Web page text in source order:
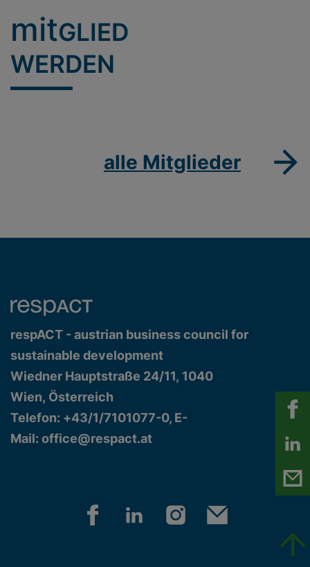
mitGLIED
WERDEN
alle Mitglieder
respACT - austrian business council for
sustainable development
Wiedner Hauptstraße 24/11, 1040
Wien, Österreich
Telefon: +43/1/7101077-0, E-
Mail: office@respact.at